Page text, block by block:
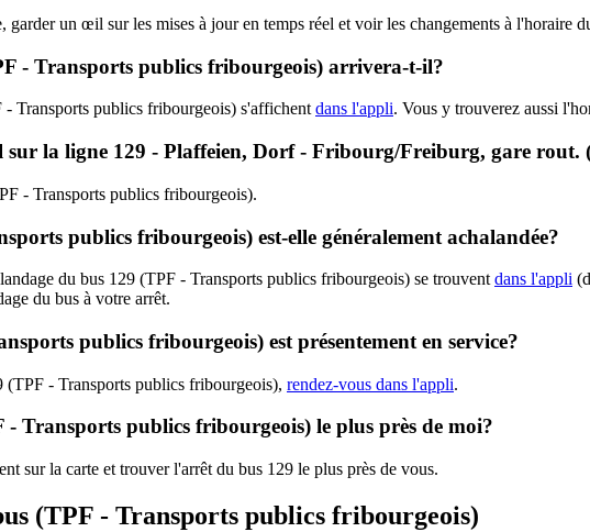
garder un œil sur les mises à jour en temps réel et voir les changements à l'horaire
- Transports publics fribourgeois) arrivera-t-il?
- Transports publics fribourgeois) s'affichent dans l'appli. Vous y trouverez aussi
sur la ligne 129 - Plaffeien, Dorf - Fribourg/Freiburg, gare
- Transports publics fribourgeois).
publics fribourgeois) est-elle généralement achalandée?
du bus 129 (TPF - Transports publics fribourgeois) se trouvent dans l'appli
du bus à votre arrêt.
publics fribourgeois) est présentement en service?
(TPF - Transports publics fribourgeois), rendez-vous dans l'appli.
- Transports publics fribourgeois) le plus près de moi?
sur la carte et trouver l'arrêt du bus 129 le plus près de vous.
(TPF - Transports publics fribourgeois)